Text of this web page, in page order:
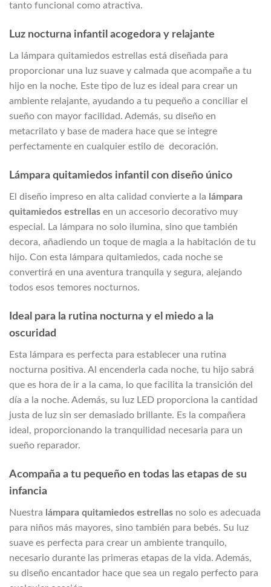
tanto funcional como atractiva.
Luz nocturna infantil acogedora y relajante
La lámpara quitamiedos estrellas está diseñada para
proporcionar una luz suave y calmada que acompañe a tu
hijo en la noche. Este tipo de luz es ideal para crear un
ambiente relajante, ayudando a tu pequeño a conciliar el
sueño con mayor facilidad. Además, su diseño en
metacrilato y base de madera hace que se integre
perfectamente en cualquier estilo de decoración.
Lámpara quitamiedos infantil con diseño único
El diseño impreso en alta calidad convierte a la lámpara
quitamiedos estrellas en un accesorio decorativo muy
especial. La lámpara no solo ilumina, sino que también
decora, añadiendo un toque de magia a la habitación de tu
hijo. Con esta lámpara quitamiedos, cada noche se
convertirá en una aventura tranquila y segura, alejando
todos esos temores nocturnos.
Ideal para la rutina nocturna y el miedo a la
oscuridad
Esta lámpara es perfecta para establecer una rutina
nocturna positiva. Al encenderla cada noche, tu hijo sabrá
que es hora de ir a la cama, lo que facilita la transición del
día a la noche. Además, su luz LED proporciona la cantidad
justa de luz sin ser demasiado brillante. Es la compañera
ideal, proporcionando la tranquilidad necesaria para un
sueño reparador.
Acompaña a tu pequeño en todas las etapas de su
infancia
Nuestra lámpara quitamiedos estrellas no solo es adecuada
para niños más mayores, sino también para bebés. Su luz
suave es perfecta para crear un ambiente tranquilo,
necesario durante las primeras etapas de la vida. Además,
su diseño encantador hace que sea un regalo perfecto para